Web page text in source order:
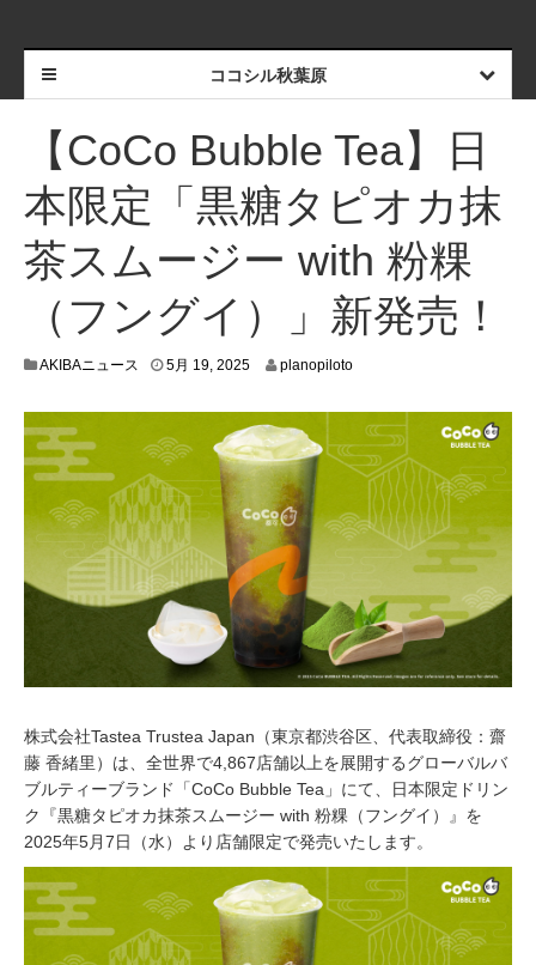
ココシル秋葉原
【CoCo Bubble Tea】日
本限定「黒糖タピオカ抹
茶スムージー with 粉粿
（フングイ）」新発売！
AKIBAニュース 5月 19, 20255
,
2
0
5
planopiloto
株式会社Tastea Trustea Japan（東京都渋谷区、代表取締役：齋
藤 香緒里）は、全世界で4,867店舗以上を展開するグローバルバ
ブルティーブランド「CoCo Bubble Tea」にて、日本限定ドリン
ク『黒糖タピオカ抹茶スムージー with 粉粿（フングイ）』を
2025年5月7日（水）より店舗限定で発売いたします。